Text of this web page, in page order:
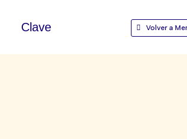
Clave Volver a